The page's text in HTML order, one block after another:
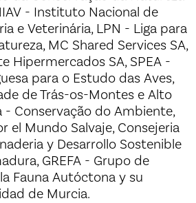
- Instituto Nacional de
e Veterinária, LPN - Liga para
MC Shared Services SA,
Hipermercados SA, SPEA -
para o Estudo das Aves,
de Trás-os-Montes e Alto
- Conservação do Ambiente,
el Mundo Salvaje, Consejeria
y Desarrollo Sostenible
GREFA - Grupo de
Fauna Autóctona y su
de Murcia.